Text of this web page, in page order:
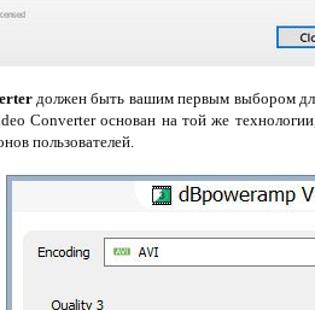
должен быть вашим первым выбором
Converter основан на той же
пользователей.